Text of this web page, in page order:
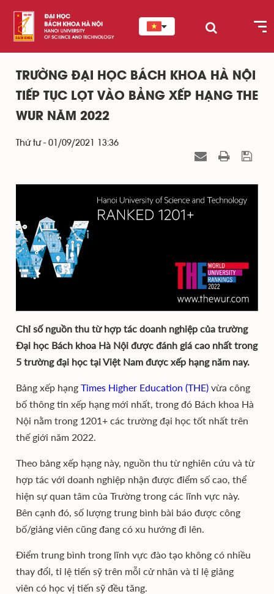
TRƯỜNG ĐẠI HỌC BÁCH KHOA HÀ NỘI
TIẾP TỤC LỌT VÀO BẢNG XẾP HẠNG THE
WUR NĂM 2022
Thứ tư - 01/09/2021 13:36
Chỉ số nguồn thu từ hợp tác doanh nghiệp của trường
Đại học Bách khoa Hà Nội được đánh giá cao nhất trong
5 trường đại học tại Việt Nam được xếp hạng năm nay.
Bảng xếp hạng Times Higher Education (THE) vừa công
bố thông tin xếp hạng mới nhất, trong đó Bách khoa Hà
Nội nằm trong 1201+ các trường đại học tốt nhất trên
thế giới năm 2022.
Theo bảng xếp hạng này, nguồn thu từ nghiên cứu và từ
hợp tác với doanh nghiệp nhận được điểm số cao, thể
hiện sự quan tâm của Trường trong các lĩnh vực này.
Bên cạnh đó, số lượng trung bình bài báo được công
bố/giảng viên cũng đang có xu hướng đi lên.
Điểm trung bình trong lĩnh vực đào tạo không có nhiều
thay đổi, tỉ lệ tiến sỹ trên mỗi cử nhân và tỉ lệ giảng
viên có học vị tiến sỹ đều tăng.